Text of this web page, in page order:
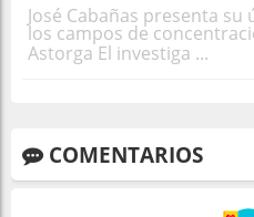
José Cabañas presenta
los campos de
Astorga El investiga ...
COMENTARIOS